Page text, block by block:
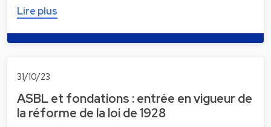
Lire plus
31/10/23
ASBL et fondations : entrée en vigueur de
la réforme de la loi de 1928